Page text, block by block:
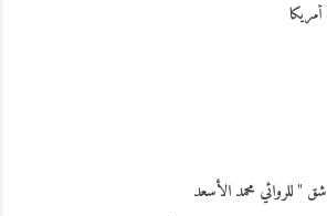
" للروائي محمد الأسعد